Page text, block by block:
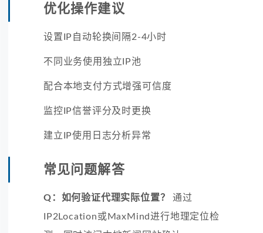
优化操作建议
设置IP自动轮换间隔2-4小时
不同业务使用独立IP池
配合本地支付方式增强可信度
监控IP信誉评分及时更换
建立IP使用日志分析异常
常见问题解答
Q：如何验证代理实际位置？
通过
IP2Location或MaxMind进行地理定位检